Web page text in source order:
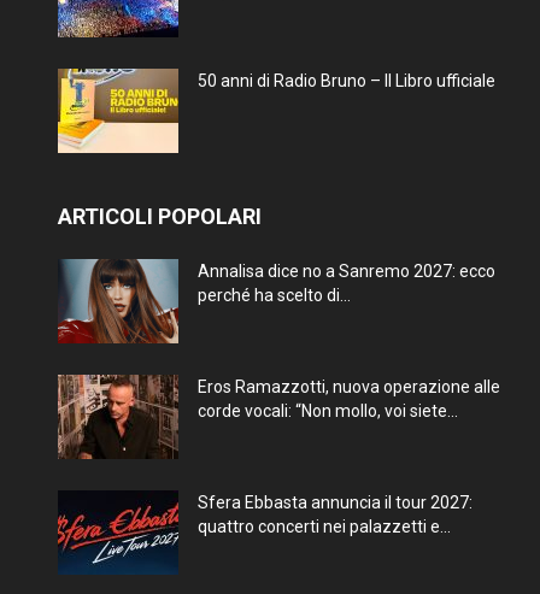
50 anni di Radio Bruno – Il Libro ufficiale
ARTICOLI POPOLARI
Annalisa dice no a Sanremo 2027: ecco
perché ha scelto di...
Eros Ramazzotti, nuova operazione alle
corde vocali: “Non mollo, voi siete...
Sfera Ebbasta annuncia il tour 2027:
quattro concerti nei palazzetti e...